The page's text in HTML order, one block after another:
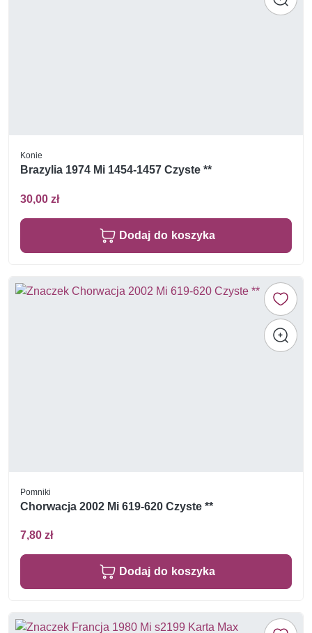
Konie
Brazylia 1974 Mi 1454-1457 Czyste **
30,00 zł
Dodaj do koszyka
Pomniki
Chorwacja 2002 Mi 619-620 Czyste **
7,80 zł
Dodaj do koszyka